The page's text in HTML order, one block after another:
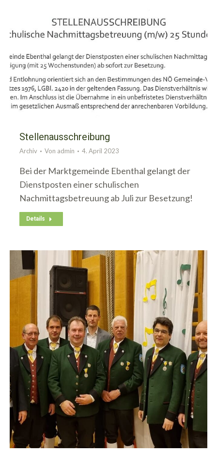
Stellenausschreibung
Archiv Von admin 4. April 2023
Bei der Marktgemeinde Ebenthal gelangt der
Dienstposten einer schulischen
Nachmittagsbetreuung ab Juli zur Besetzung!
Details